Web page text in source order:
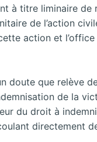
à titre liminaire de
de l’action
action et
doute que relève
de la
du droit à
directement